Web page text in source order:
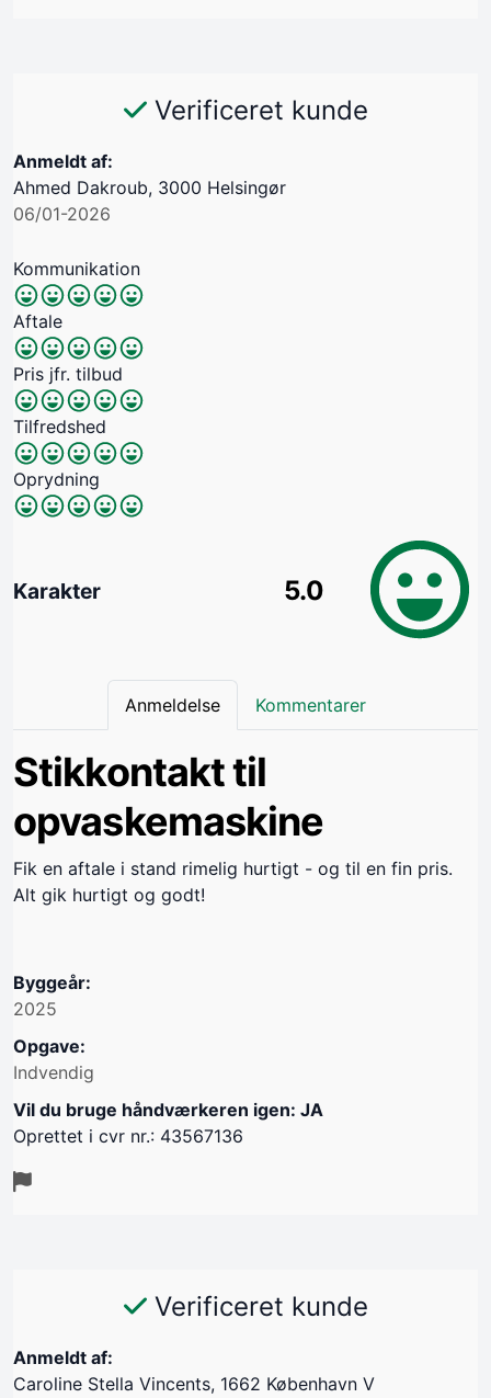
Verificeret kunde
Anmeldt af:
Ahmed Dakroub, 3000 Helsingør
06/01-2026
Kommunikation
Aftale
Pris jfr. tilbud
Tilfredshed
Oprydning
Karakter 5.0
Anmeldelse Kommentarer
Stikkontakt til
opvaskemaskine
Fik en aftale i stand rimelig hurtigt - og til en fin pris.
Alt gik hurtigt og godt!
Byggeår:
2025
Opgave:
Indvendig
Vil du bruge håndværkeren igen: JA
Oprettet i cvr nr.: 43567136
Verificeret kunde
Anmeldt af:
Caroline Stella Vincents, 1662 København V